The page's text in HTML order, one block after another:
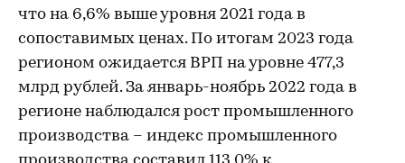
что на 6,6% выше уровня 2021 года в
сопоставимых ценах. По итогам 2023 года
регионом ожидается ВРП на уровне 477,3
млрд рублей. За январь-ноябрь 2022 года в
регионе наблюдался рост промышленного
производства – индекс промышленного